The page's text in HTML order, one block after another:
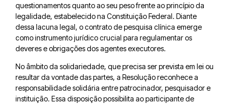
questionamentos quanto ao seu peso frente ao princípio da
legalidade, estabelecido na Constituição Federal. Diante
dessa lacuna legal, o contrato de pesquisa clínica emerge
como instrumento jurídico crucial para regulamentar os
deveres e obrigações dos agentes executores.
No âmbito da solidariedade, que precisa ser prevista em lei ou
resultar da vontade das partes, a Resolução reconhece a
responsabilidade solidária entre patrocinador, pesquisador e
instituição. Essa disposição possibilita ao participante de